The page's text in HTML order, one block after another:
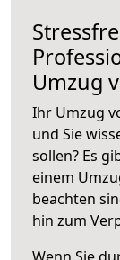
Umzug
Ihr Umzug
und Sie
sollen? Es
einem
beachten
hin zum